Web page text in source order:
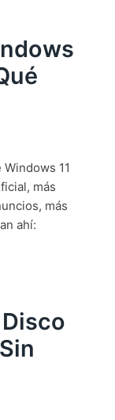
11
más
más
ahí: